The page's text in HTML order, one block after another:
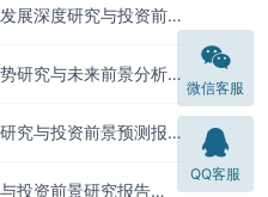
展深度研究与投资前
研究与未来前景分析
究与投资前景预测报
投资前景研究报告
微信客服
QQ客服